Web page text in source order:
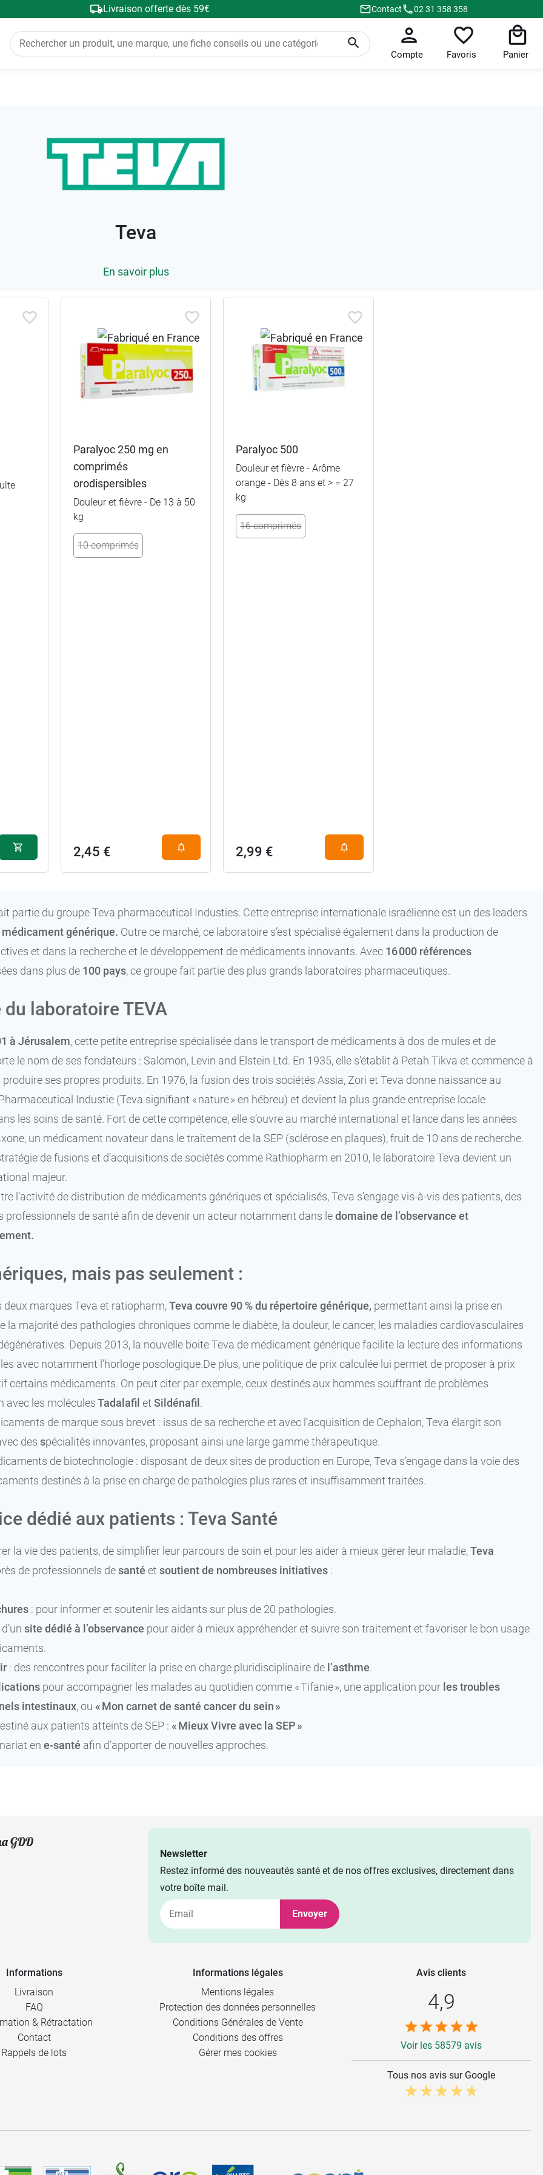
Livraison offerte dès 59€ Contact 02 31 358 358
Compte Favoris Panier
Teva
En savoir plus
Paralyoc 250 mg en
comprimés
orodispersibles
Douleur et fièvre - De 13 à 50
kg
10 comprimés
2,45 €
Paralyoc 500
Douleur et fièvre - Arôme
orange - Dès 8 ans et > = 27
kg
16 comprimés
2,99 €
partie du groupe Teva pharmaceutical Industies. Cette entreprise internationale israélienne est un des leaders
médicament générique. Outre ce marché, ce laboratoire s’est spécialisé également dans la production de
et dans la recherche et le développement de médicaments innovants. Avec16 000 références
dans plus de 100 pays, ce groupe fait partie des plus grands laboratoires pharmaceutiques.
laboratoire TEVA
à Jérusalem, cette petite entreprise spécialisée dans le transport de médicaments à dos de mules et de
le nom de ses fondateurs : Salomon, Levin and Elstein Ltd. En 1935, elle s’établit à Petah Tikva et commence à
produire ses propres produits. En 1976, la fusion des trois sociétés Assia, Zori et Teva donne naissance au
Industie (Teva signifiant « nature » en hébreu) et devient la plus grande entreprise locale
les soins de santé. Fort de cette compétence, elle s’ouvre au marché international et lance dans les années
un médicament novateur dans le traitement de la SEP (sclérose en plaques), fruit de 10 ans de recherche.
de fusions et d’acquisitions de sociétés comme Rathiopharm en 2010, le laboratoire Teva devient un
majeur.
l’activité de distribution de médicaments génériques et spécialisés, Teva s’engage vis-à-vis des patients, des
professionnels de santé afin de devenir un acteur notamment dans ledomaine de l’observance et
mais pas seulement :
deux marques Teva et ratiopharm,Teva couvre 90 % du répertoire générique, permettant ainsi la prise en
la majorité des pathologies chroniques comme le diabète, la douleur, le cancer, les maladies cardiovasculaires
Depuis 2013, la nouvelle boite Teva de médicament générique facilite la lecture des informations
avec notamment l’horloge posologique.De plus, une politique de prix calculée lui permet de proposer à prix
certains médicaments. On peut citer par exemple, ceux destinés aux hommes souffrant de problèmes
avec les moléculesTadalafil et Sildénafil .
de marque sous brevet : issus de sa recherche et avec l’acquisition de Cephalon, Teva élargit son
des spécialités innovantes, proposant ainsi une large gamme thérapeutique.
de biotechnologie : disposant de deux sites de production en Europe, Teva s’engage dans la voie des
destinés à la prise en charge de pathologies plus rares et insuffisamment traitées.
dédié aux patients : Teva Santé
la vie des patients, de simplifier leur parcours de soin et pour les aider à mieux gérer leur maladie,Teva
de professionnels desanté et soutient de nombreuses initiatives:
: pour informer et soutenir les aidants sur plus de 20 pathologies.
site dédié à l’observance pour aider à mieux appréhender et suivre son traitement et favoriser le bon usage
: des rencontres pour faciliter la prise en charge pluridisciplinaire del’asthme.
pour accompagner les malades au quotidien comme « Tifanie », une application pourles troubles
intestinaux, ou « Mon carnet de santé cancer du sein »
aux patients atteints de SEP : « Mieux Vivre avec la SEP »
en e-santé afin d’apporter de nouvelles approches.
Newsletter
Restez informé des nouveautés santé et de nos offres exclusives, directement dans
votre boîte mail.
Envoyer
Informations
Livraison
FAQ
& Rétractation
Contact
Rappels de lots
Informations légales
Mentions légales
Protection des données personnelles
Conditions Générales de Vente
Conditions des offres
Gérer mes cookies
Avis clients
4,9
Voir les 58579 avis
Tous nos avis sur Google